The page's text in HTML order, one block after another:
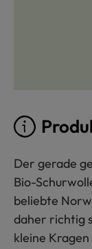
Der gerade
Bio-
beliebte
daher richtig
kleine